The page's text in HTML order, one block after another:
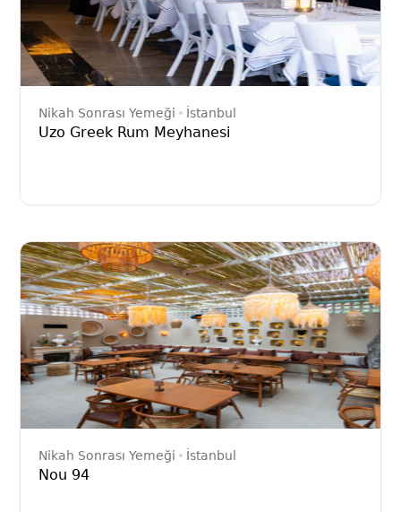
Nikah Sonrası Yemeği İstanbul
Uzo Greek Rum Meyhanesi
Nikah Sonrası Yemeği İstanbul
Nou 94